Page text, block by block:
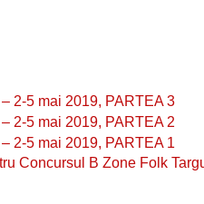
2-5 mai 2019, PARTEA 3
2-5 mai 2019, PARTEA 2
2-5 mai 2019, PARTEA 1
Concursul B Zone Folk